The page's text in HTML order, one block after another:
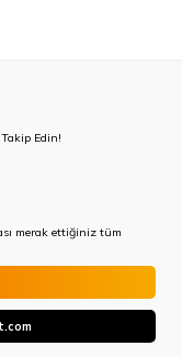
Edin!
merak ettiğiniz tüm